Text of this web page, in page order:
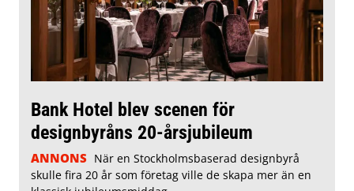
Bank Hotel blev scenen för
designbyråns 20-årsjubileum
ANNONS När en Stockholmsbaserad designbyrå
skulle fira 20 år som företag ville de skapa mer än en